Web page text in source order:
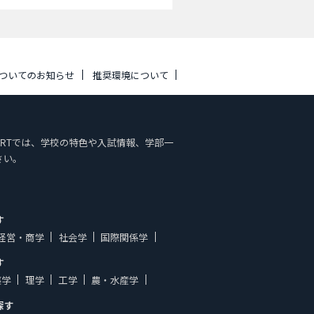
いてのお知らせ 推奨環境について
では、学校の特色や入試情報、学部一
。
営・商学 社会学
国際関係学
理学 工学
農・水産学
す